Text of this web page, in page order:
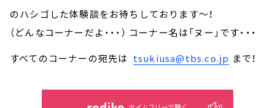
のハシゴした体験談をお待ちしております～！
（どんなコーナーだよ・・・） コーナー名は「ヌー」です・・・
すべてのコーナーの宛先は tsukiusa@tbs.co.jp まで！